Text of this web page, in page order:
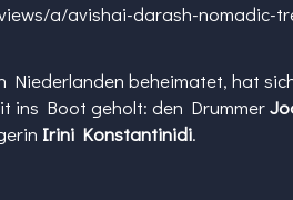
a/avishai-darash-nomadic-
Niederlanden beheimatet, hat
ins Boot geholt: den Drummer
Irini Konstantinidi.